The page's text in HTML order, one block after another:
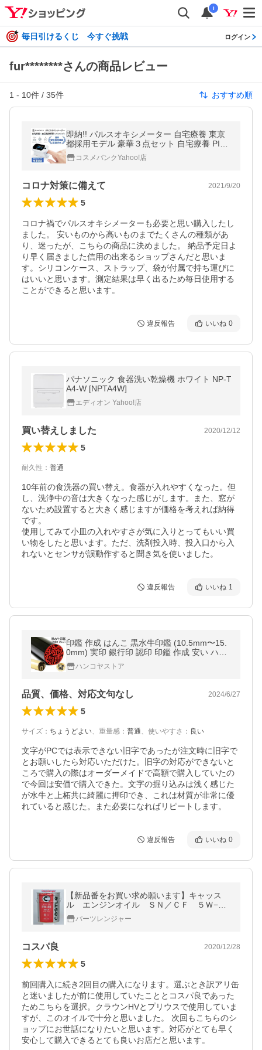
i
毎日引けるくじ 今すぐ挑戦 ログイン
fur********さんの商品レビュー
1 - 10件 / 35件 おすすめ順
即納!! パルスオキシメーター 自宅療養 東京
都採用モデル 豪華３点セット 自宅療養 PI値
1年保証付き 日本医療機器認証 PI値 血中酸
素濃度計 ポイント10倍
コスメバンクYahoo!店
コロナ対策に備えて 2021/9/20
5
コロナ禍でパルスオキシメーターも必要と思い購入したし
ました。 安いものから高いものまでたくさんの種類があ
り、迷ったが、こちらの商品に決めました。 納品予定日よ
り早く届きました信用の出来るショップさんだと思いま
す。シリコンケース、ストラップ、袋が付属で持ち運びに
はいいと思います。測定結果は早く出るため毎日使用する
ことができると思います。
違反報告 いいね 0
パナソニック 食器洗い乾燥機 ホワイト NP-T
A4-W [NPTA4W]
エディオン Yahoo!店
買い替えしました 2020/12/12
5
耐久性 ： 普通
10年前の食洗器の買い替え。食器が入れやすくなった。但
し、洗浄中の音は大きくなった感じがします。また、窓が
ないため設置すると大きく感じますが価格を考えれば納得
です。
使用してみて小皿の入れやすさが気に入りとってもいい買
い物をしたと思います。ただ、洗剤投入時、投入口から入
れないとセンサが誤動作すると聞き気を使いました。
違反報告 いいね 1
印鑑 作成 はんこ 黒水牛印鑑 (10.5mm〜15.
0mm) 実印 銀行印 認印 印鑑 作成 安い ハン
コ 印鑑ギフト 日用品 ポイント消化
ハンコヤストア
品質、価格、対応文句なし 2024/6/27
5
サイズ ： ちょうどよい、 重量感 ： 普通、 使いやすさ ： 良い
文字がPCでは表示できない旧字であったが注文時に旧字で
とお願いしたら対応いただけた。旧字の対応ができないと
ころで購入の際はオーダーメイドで高額で購入していたの
で今回は安価で購入できた。文字の掘り込みは浅く感じた
が水牛と上柘共に綺麗に押印でき、これは材質が非常に優
れていると感じた。また必要になればリピートします。
違反報告 いいね 0
【新品番をお買い求め願います】キャッス
ル エンジンオイル ＳＮ／ＣＦ ５Ｗ−３
０ ２０Ｌ ０８８８０−１０７０３
パーツレンジャー
コスパ良 2020/12/28
5
前回購入に続き2回目の購入になります。選ぶとき訳アリ缶
と迷いましたが前に使用していたこととコスパ良であった
ためこちらを選択。クラウンHVとプリウスで使用していま
すが、このオイルで十分と思いました。 次回もこちらのシ
ョップにお世話になりたいと思います。対応がとても早く
安心して購入できるとても良いお店だと思います。